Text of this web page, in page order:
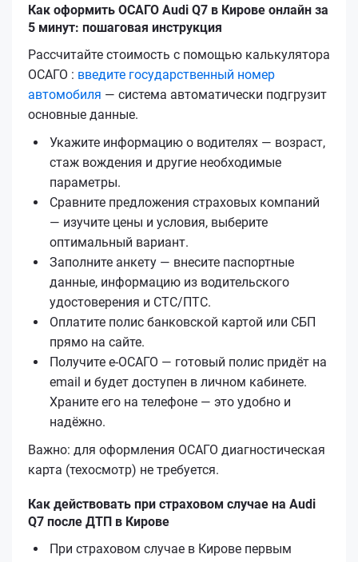
Как оформить ОСАГО Audi Q7 в Кирове онлайн за
5 минут: пошаговая инструкция
Рассчитайте стоимость с помощью калькулятора
ОСАГО : введите государственный номер
автомобиля — система автоматически подгрузит
основные данные.
Укажите информацию о водителях — возраст,
стаж вождения и другие необходимые
параметры.
Сравните предложения страховых компаний
— изучите цены и условия, выберите
оптимальный вариант.
Заполните анкету — внесите паспортные
данные, информацию из водительского
удостоверения и СТС/ПТС.
Оплатите полис банковской картой или СБП
прямо на сайте.
Получите е‑ОСАГО — готовый полис придёт на
email и будет доступен в личном кабинете.
Храните его на телефоне — это удобно и
надёжно.
Важно: для оформления ОСАГО диагностическая
карта (техосмотр) не требуется.
Как действовать при страховом случае на Audi
Q7 после ДТП в Кирове
При страховом случае в Кирове первым